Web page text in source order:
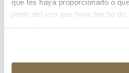
que les haya proporcionado o
partir del uso que haya hecho de